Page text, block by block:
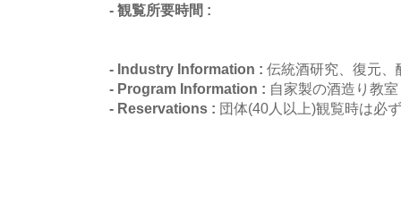
- 観覧所要時間 :
- Industry Information : 伝統酒研究、復元、
- Program Information : 自家製の酒造り教室
- Reservations : 団体(40人以上)観覧時は必